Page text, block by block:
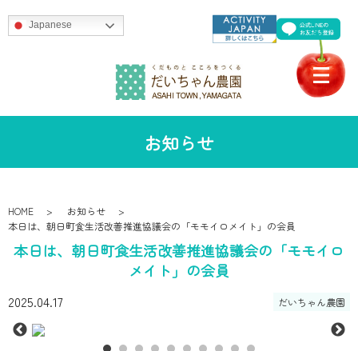
Japanese
お知らせ
HOME
お知らせ
本日は、朝日町食生活改善推進協議会の「モモイロメイト」の会員
本日は、朝日町食生活改善推進協議会の「モモイロ
メイト」の会員
2025.04.17 だいちゃん農園